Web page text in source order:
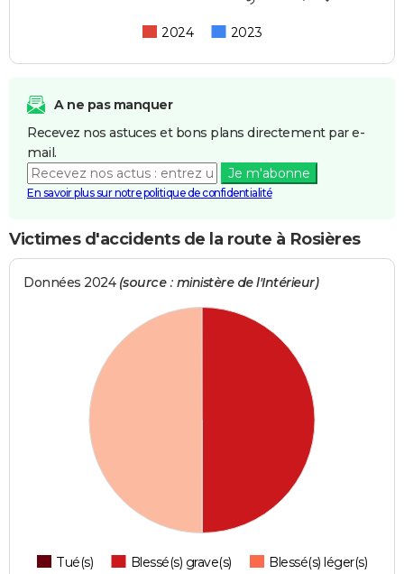
2024 2023
A ne pas manquer
Recevez nos astuces et bons plans directement par e-
mail.
Je m'abonne
En savoir plus sur notre politique de confidentialité
Victimes d'accidents de la route à Rosières
Données 2024 (source : ministère de l'Intérieur)
Tué(s) Blessé(s) grave(s)
Blessé(s) léger(s)